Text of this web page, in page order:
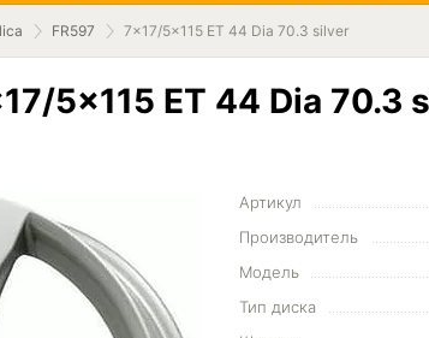
FR597 7x17/5x115 ET 44 Dia 70.3 silver
5x115 ET 44 Dia 70.3
Артикул
Производитель
Модель
Тип диска